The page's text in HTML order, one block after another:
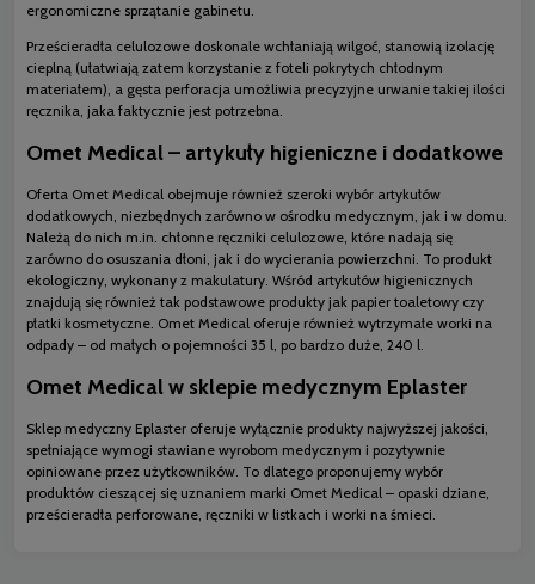
ergonomiczne sprzątanie gabinetu.
Prześcieradła celulozowe doskonale wchłaniają wilgoć, stanowią izolację
cieplną (ułatwiają zatem korzystanie z foteli pokrytych chłodnym
materiałem), a gęsta perforacja umożliwia precyzyjne urwanie takiej ilości
ręcznika, jaka faktycznie jest potrzebna.
Omet Medical – artykuły higieniczne i dodatkowe
Oferta Omet Medical obejmuje również szeroki wybór artykułów
dodatkowych, niezbędnych zarówno w ośrodku medycznym, jak i w domu.
Należą do nich m.in. chłonne ręczniki celulozowe, które nadają się
zarówno do osuszania dłoni, jak i do wycierania powierzchni. To produkt
ekologiczny, wykonany z makulatury. Wśród artykułów higienicznych
znajdują się również tak podstawowe produkty jak papier toaletowy czy
płatki kosmetyczne. Omet Medical oferuje również wytrzymałe worki na
odpady – od małych o pojemności 35 l, po bardzo duże, 240 l.
Omet Medical w sklepie medycznym Eplaster
Sklep medyczny Eplaster oferuje wyłącznie produkty najwyższej jakości,
spełniające wymogi stawiane wyrobom medycznym i pozytywnie
opiniowane przez użytkowników. To dlatego proponujemy wybór
produktów cieszącej się uznaniem marki Omet Medical – opaski dziane,
prześcieradła perforowane, ręczniki w listkach i worki na śmieci.